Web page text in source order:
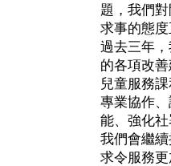
題，我們
求事的態
過去三年
的各項改
兒童服務
專業協作
能、強化
我們會繼
求令服務更